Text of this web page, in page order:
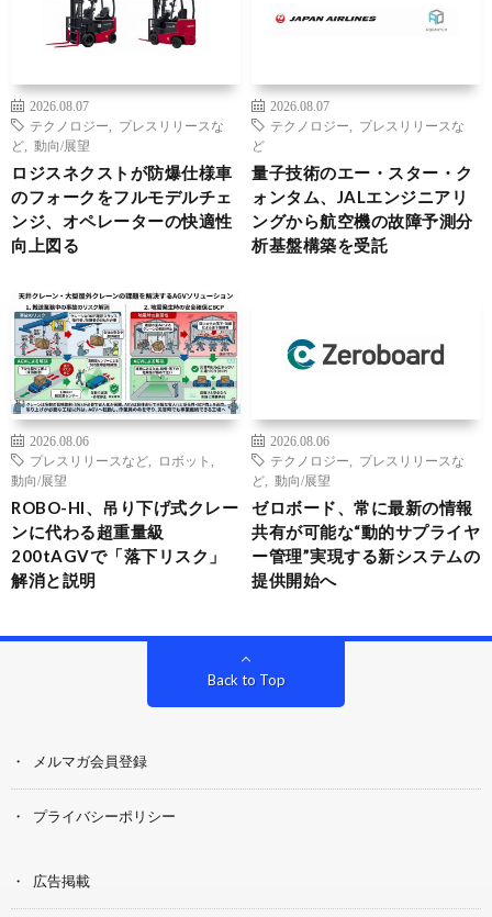
2026.08.07
テクノロジー
プレスリリースな
ど
動向/展望
ロジスネクストが防爆仕様車
のフォークをフルモデルチェ
ンジ、オペレーターの快適性
向上図る
2026.08.07
テクノロジー
プレスリリースな
ど
量子技術のエー・スター・ク
ォンタム、JALエンジニアリ
ングから航空機の故障予測分
析基盤構築を受託
2026.08.06
プレスリリースなど
ロボット
動向/展望
ROBO-HI、吊り下げ式クレー
ンに代わる超重量級
200tAGVで「落下リスク」
解消と説明
2026.08.06
テクノロジー
プレスリリースな
ど
動向/展望
ゼロボード、常に最新の情報
共有が可能な“動的サプライヤ
ー管理”実現する新システムの
提供開始へ
Back to Top
メルマガ会員登録
プライバシーポリシー
広告掲載